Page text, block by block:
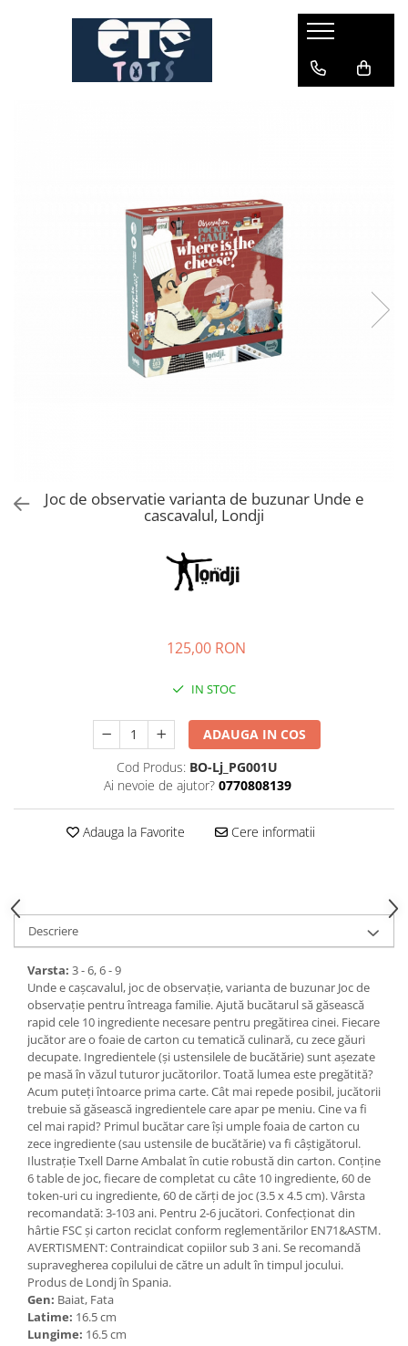
CĂRUCIOARE & SCAUNE AUTO
accesorii cărucioare
accesorii scaun auto
accesorii scaun avion
Joc de observatie varianta de buzunar Unde e
cascavalul, Londji
125,00 RON
IN STOC
ADAUGA IN COS
Cod Produs: BO-Lj_PG001U
Ai nevoie de ajutor? 0770808139
Adauga la Favorite Cere informatii
Descriere
Varsta: 3 - 6, 6 - 9
Unde e cașcavalul, joc de observație, varianta de buzunar Joc de
observație pentru întreaga familie. Ajută bucătarul să găsească
rapid cele 10 ingrediente necesare pentru pregătirea cinei. Fiecare
jucător are o foaie de carton cu tematică culinară, cu zece găuri
decupate. Ingredientele (și ustensilele de bucătărie) sunt așezate
pe masă în văzul tuturor jucătorilor. Toată lumea este pregătită?
Acum puteți întoarce prima carte. Cât mai repede posibil, jucătorii
trebuie să găsească ingredientele care apar pe meniu. Cine va fi
cel mai rapid? Primul bucătar care își umple foaia de carton cu
zece ingrediente (sau ustensile de bucătărie) va fi câștigătorul.
Ilustrație Txell Darne Ambalat în cutie robustă din carton. Conține
6 table de joc, fiecare de completat cu câte 10 ingrediente, 60 de
token-uri cu ingrediente, 60 de cărți de joc (3.5 x 4.5 cm). Vârsta
recomandată: 3-103 ani. Pentru 2-6 jucători. Confecționat din
hârtie FSC și carton reciclat conform reglementărilor EN71&ASTM.
AVERTISMENT: Contraindicat copiilor sub 3 ani. Se recomandă
supravegherea copilului de către un adult în timpul jocului.
Produs de Londj în Spania.
Gen: Baiat, Fata
Latime: 16.5 cm
Lungime: 16.5 cm